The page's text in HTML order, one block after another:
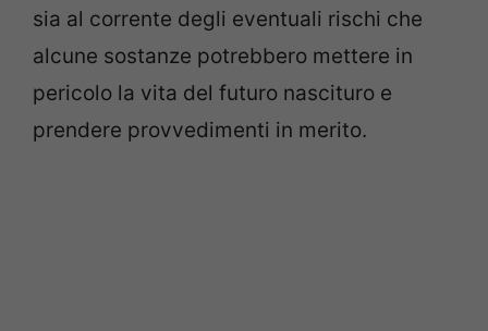
sia al corrente degli eventuali rischi che
alcune sostanze potrebbero mettere in
pericolo la vita del futuro nascituro e
prendere provvedimenti in merito.